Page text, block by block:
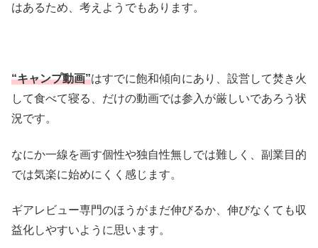
はあるため、考えようでもあります。
“キャンプ動画”はすでに飽和傾向にあり、設営して焚き火
して食べて寝る、だけの動画では参入が厳しいであろう状
況です。
なにか一線を画す個性や独自性無しでは難しく、副業目的
では気楽に始めにくく感じます。
ギアレビュー専門のほうがまだ伸びるか、伸びなくても収
益化しやすいように思います。